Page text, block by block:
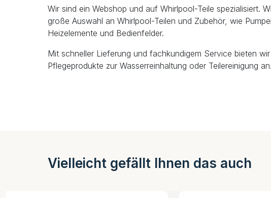
Wir sind ein Webshop und auf Whirlpool-Teile spezialisiert.
große Auswahl an Whirlpool-Teilen und Zubehör, wie
Heizelemente und Bedienfelder.
Mit schneller Lieferung und fachkundigem Service bieten
Pflegeprodukte zur Wasserreinhaltung oder Teilereinigung an.
Vielleicht gefällt Ihnen das auch